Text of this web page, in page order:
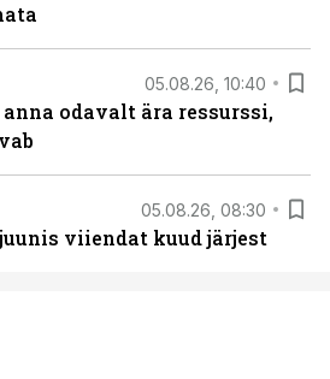
05.08.26, 10:40
odavalt ära ressurssi,
05.08.26, 08:30
viiendat kuud järjest